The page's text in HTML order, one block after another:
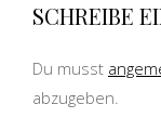
SCHREIBE
Du musst
abzugeben.